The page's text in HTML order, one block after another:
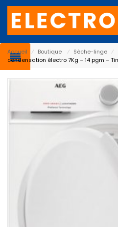
Accueil ⁄ Boutique ⁄ Sèche-linge ⁄
condensation électro 7Kg – 14 pgm –